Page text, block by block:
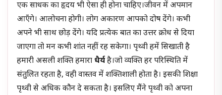
एक साधक का हृदय भी ऐसा ही होना चाहिए।जीवन में अपमान
आएँगे। आलोचना होगी। लोग अकारण आपको दोष देंगे। कभी
अपने भी साथ छोड़ देंगे। यदि प्रत्येक बात का उत्तर क्रोध से दिया
जाएगा तो मन कभी शांत नहीं रह सकेगा। पृथ्वी हमें सिखाती है
हमारी असली शक्ति हमारा धैर्यहै।जो व्यक्ति हर परिस्थिति में
संतुलित रहता है, वही वास्तव में शक्तिशाली होता है। इसकी शिक्षा
पृथ्वी से अधिक कौन दे सकता है। इसलिए मैंने पृथ्वी को अपना